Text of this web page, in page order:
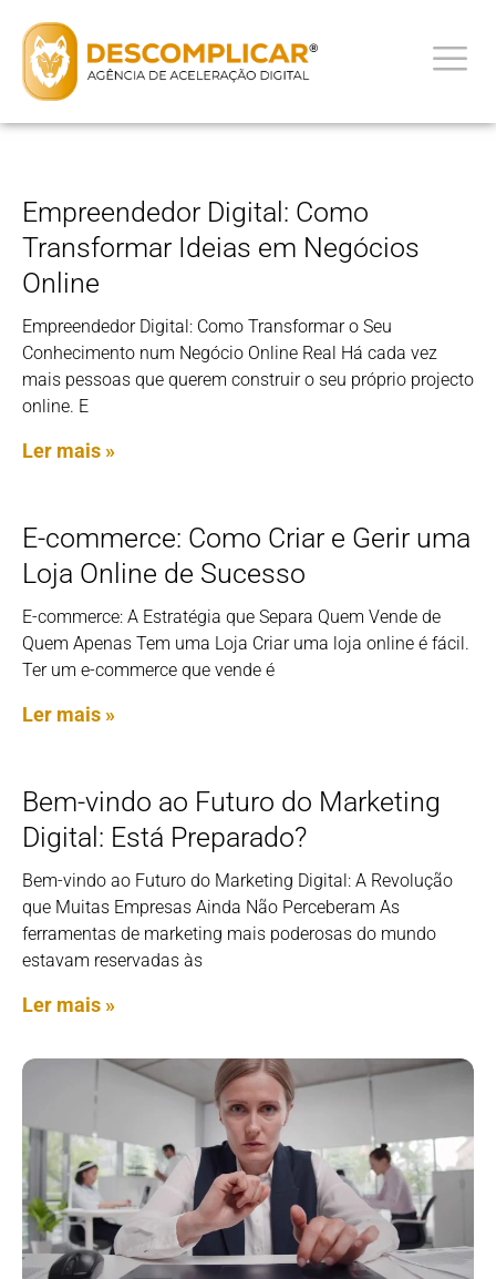
Empreendedor Digital: Como
Transformar Ideias em Negócios
Online
Empreendedor Digital: Como Transformar o Seu
Conhecimento num Negócio Online Real Há cada vez
mais pessoas que querem construir o seu próprio projecto
online. E
Ler mais »
E-commerce: Como Criar e Gerir uma
Loja Online de Sucesso
E-commerce: A Estratégia que Separa Quem Vende de
Quem Apenas Tem uma Loja Criar uma loja online é fácil.
Ter um e-commerce que vende é
Ler mais »
Bem-vindo ao Futuro do Marketing
Digital: Está Preparado?
Bem-vindo ao Futuro do Marketing Digital: A Revolução
que Muitas Empresas Ainda Não Perceberam As
ferramentas de marketing mais poderosas do mundo
estavam reservadas às
Ler mais »